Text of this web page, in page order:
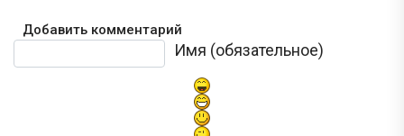
Добавить комментарий
Имя (обязательное)